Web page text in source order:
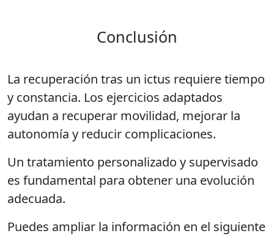
Conclusión
La recuperación tras un ictus requiere tiempo
y constancia. Los ejercicios adaptados
ayudan a recuperar movilidad, mejorar la
autonomía y reducir complicaciones.
Un tratamiento personalizado y supervisado
es fundamental para obtener una evolución
adecuada.
Puedes ampliar la información en el siguiente